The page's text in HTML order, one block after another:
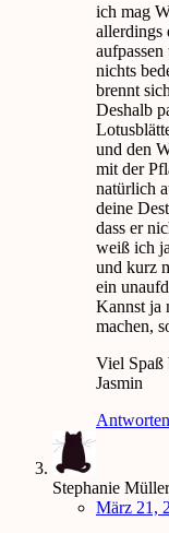
ich mag
allerdings
nichts
brennt
Deshalb
und den
mit der
natürlich
deine
dass er
weiß ich
und kurz
ein
Kannst ja
machen,
Viel Spaß
Jasmin
Antworten
Stephanie
März 21,